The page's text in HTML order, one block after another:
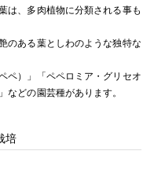
は、多肉植物に分類される事も
のある葉としわのような独特な
ペ）」「ペペロミア・グリセオ
などの園芸種があります。
培